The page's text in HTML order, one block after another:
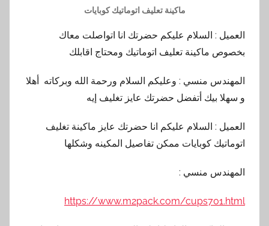
ماكينة تعليف اتوماتيك كوبايات
العميل : السلام عليكم حضرتك انا اتواصلت معاك
بخصوص ماكينة تعليف اتوماتيك ومحتاج اقابلك
المهندس منسي : وعليكم السلام ورحمة الله وبركاته أهلا
و سهلا بيك أتفضل حضرتك عايز تغليف إيه
العميل : السلام عليكم انا حضرتك عايز ماكينة تغليف
اتوماتيك كوبايات ممكن تفاصيل المكينه وشكلها
المهندس منسي :
https://www.m2pack.com/cups701.html